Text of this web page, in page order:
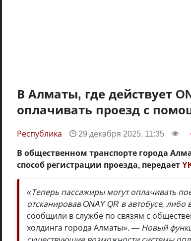
В Алматы, где действует
оплачивать проезд с
Республика 29 декабря 2025, 11:35
В общественном транспорте города
способ регистрации проезда, передает
«Теперь пассажиры могут оплачивать
отсканировав ONAY QR в автобусе,
сообщили в службе по связям с
холдинга города Алматы». — Новый